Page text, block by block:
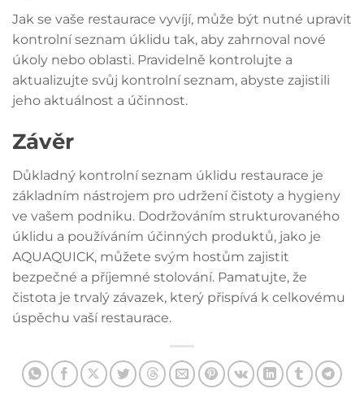
Jak se vaše restaurace vyvíjí, může být nutné upravit
kontrolní seznam úklidu tak, aby zahrnoval nové
úkoly nebo oblasti. Pravidelně kontrolujte a
aktualizujte svůj kontrolní seznam, abyste zajistili
jeho aktuálnost a účinnost.
Závěr
Důkladný kontrolní seznam úklidu restaurace je
základním nástrojem pro udržení čistoty a hygieny
ve vašem podniku. Dodržováním strukturovaného
úklidu a používáním účinných produktů, jako je
AQUAQUICK, můžete svým hostům zajistit
bezpečné a příjemné stolování. Pamatujte, že
čistota je trvalý závazek, který přispívá k celkovému
úspěchu vaší restaurace.